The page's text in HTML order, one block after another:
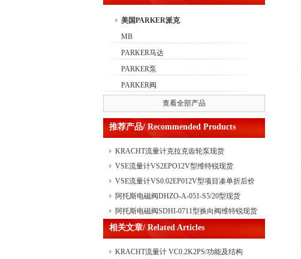
美国PARKER派克
MB
PARKER马达
PARKER泵
PARKER阀
查看全部产品
推荐产品/ Recommended Products
KRACHT流量计克拉克齿轮泵现货
VSE流量计VS2EPO12V型维特锐现货
VSE流量计VS0.02EP012V型项目凑单折后价
阿托斯电磁阀DHZO-A-051-S5/20型现货
阿托斯电磁阀SDHI-0711型换向阀维特锐现货
相关文章/ Related Articles
KRACHT流量计 VC0.2K2PS/功能及结构